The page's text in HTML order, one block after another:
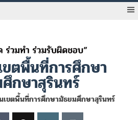
ขตพื้นที่การศึกษา
กษาสุรินทร์
เขตพื้นที่การศึกษามัธยมศึกษาสุรินทร์